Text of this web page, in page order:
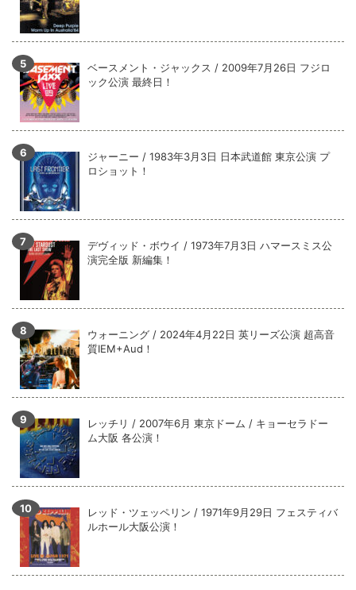
ベースメント・ジャックス / 2009年7月26日 フジロ
ック公演 最終日！
ジャーニー / 1983年3月3日 日本武道館 東京公演 プ
ロショット！
デヴィッド・ボウイ / 1973年7月3日 ハマースミス公
演完全版 新編集！
ウォーニング / 2024年4月22日 英リーズ公演 超高音
質IEM+Aud！
レッチリ / 2007年6月 東京ドーム / キョーセラドー
ム大阪 各公演！
レッド・ツェッペリン / 1971年9月29日 フェスティバ
ルホール大阪公演！